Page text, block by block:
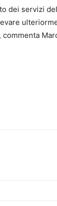
dei servizi